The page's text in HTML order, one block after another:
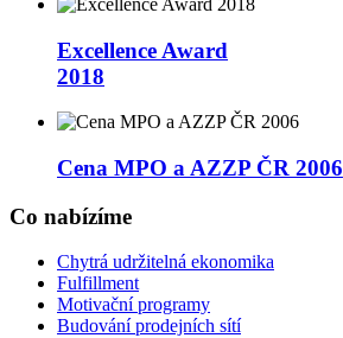
Excellence Award
2018
Cena MPO a AZZP ČR 2006
Co nabízíme
Chytrá udržitelná ekonomika
Fulfillment
Motivační programy
Budování prodejních sítí